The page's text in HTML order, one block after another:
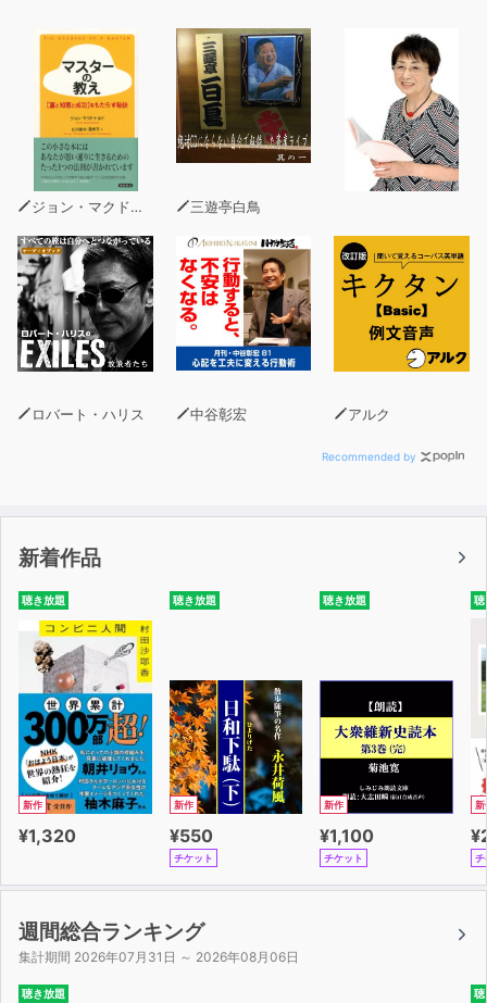
ジョン・マクドナルド 三遊亭白鳥
ロバート・ハリス 中谷彰宏 アルク
Recommended by
新着作品
聴き放題
新作
¥1,320
聴き放題
新作
¥550
チケット
聴き放題
新作
¥1,100
チケット
聴
新
チ
週間総合ランキング
集計期間 2026年07月31日 ～ 2026年08月06日
聴き放題 聴